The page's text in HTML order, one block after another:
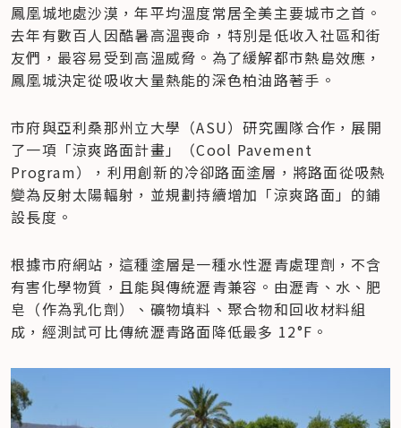
鳳凰城地處沙漠，年平均溫度常居全美主要城市之首。
去年有數百人因酷暑高溫喪命，特別是低收入社區和街
友們，最容易受到高溫威脅。為了緩解都市熱島效應，
鳳凰城決定從吸收大量熱能的深色柏油路著手。
市府與亞利桑那州立大學（ASU）研究團隊合作，展開
了一項「涼爽路面計畫」（Cool Pavement
Program），利用創新的冷卻路面塗層，將路面從吸熱
變為反射太陽輻射，並規劃持續增加「涼爽路面」的鋪
設長度。
根據市府網站，這種塗層是一種水性瀝青處理劑，不含
有害化學物質，且能與傳統瀝青兼容。由瀝青、水、肥
皂（作為乳化劑）、礦物填料、聚合物和回收材料組
成，經測試可比傳統瀝青路面降低最多 12°F。